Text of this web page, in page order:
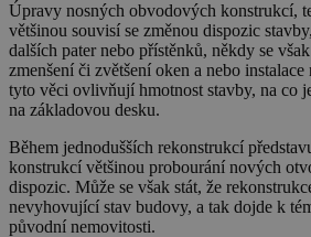
Úpravy nosných obvodových konstrukcí,
většinou souvisí se změnou dispozic
dalších pater nebo přístěnků, někdy se
zmenšení či zvětšení oken a nebo
tyto věci ovlivňují hmotnost stavby, na co
na základovou desku.
Během jednodušších rekonstrukcí
konstrukcí většinou probourání nových
dispozic. Může se však stát, že
nevyhovující stav budovy, a tak dojde k
původní nemovitosti.